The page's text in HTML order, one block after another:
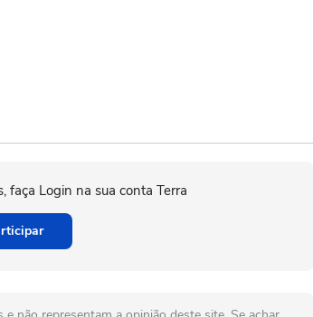
faça Login na sua conta Terra